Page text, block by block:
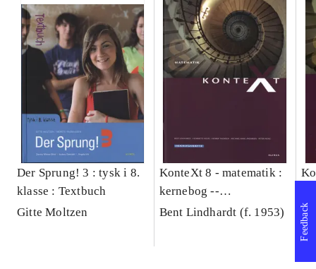
Der Sprung! 3 : tysk i 8.
klasse : Textbuch
Gitte Moltzen
KonteXt 8 - matematik :
kernebog --
Træningshæfte
Bent Lindhardt (f. 1953) Feedback